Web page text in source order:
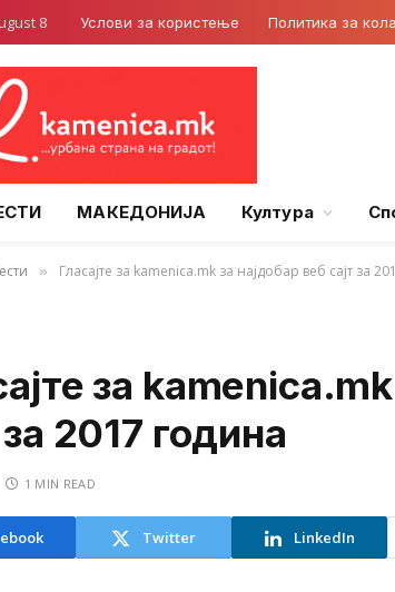
8 Услови за користење Политика за
МАКЕДОНИЈА Култура
» Гласајте за kamenica.mk за најдобар веб сајт за
за
за 2017 година
1 MIN READ
Twitter LinkedIn